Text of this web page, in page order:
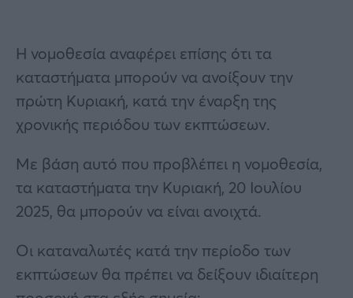
Η νομοθεσία αναφέρει επίσης ότι τα
καταστήματα μπορούν να ανοίξουν την
πρώτη Κυριακή, κατά την έναρξη της
χρονικής περιόδου των εκπτώσεων.
Με βάση αυτό που προβλέπει η νομοθεσία,
τα καταστήματα την Κυριακή, 20 Ιουλίου
2025, θα μπορούν να είναι ανοιχτά.
Οι καταναλωτές κατά την περίοδο των
εκπτώσεων θα πρέπει να δείξουν ιδιαίτερη